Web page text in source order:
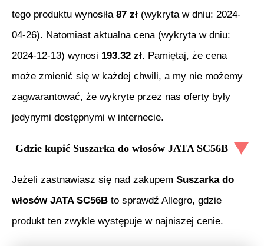
tego produktu wynosiła 87 zł (wykryta w dniu: 2024-
04-26). Natomiast aktualna cena (wykryta w dniu:
2024-12-13) wynosi 193.32 zł. Pamiętaj, że cena
może zmienić się w każdej chwili, a my nie możemy
zagwarantować, że wykryte przez nas oferty były
jedynymi dostępnymi w internecie.
Gdzie kupić Suszarka do włosów JATA SC56B
Jeżeli zastnawiasz się nad zakupem Suszarka do
włosów JATA SC56B to sprawdź Allegro, gdzie
produkt ten zwykle występuje w najniszej cenie.